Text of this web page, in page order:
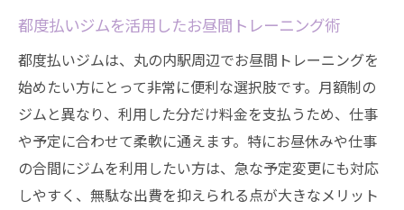
都度払いジムを活用したお昼間トレーニング術
都度払いジムは、丸の内駅周辺でお昼間トレーニングを
始めたい方にとって非常に便利な選択肢です。月額制の
ジムと異なり、利用した分だけ料金を支払うため、仕事
や予定に合わせて柔軟に通えます。特にお昼休みや仕事
の合間にジムを利用したい方は、急な予定変更にも対応
しやすく、無駄な出費を抑えられる点が大きなメリット